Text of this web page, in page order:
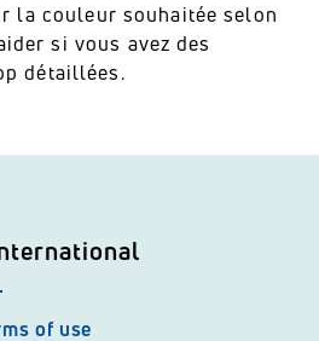
la couleur souhaitée selon
si vous avez des
détaillées.
of use